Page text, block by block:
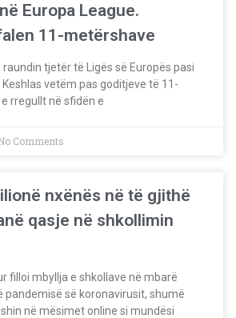
Europa League.
11-metërshave
raundin tjetër të Ligës së Europës pasi
vetëm pas goditjeve të 11-
rregullt në sfidën e
Comments
nxënës në të gjithë
qasje në shkollimin
filloi mbyllja e shkollave në mbarë
pandemisë së koronavirusit, shumë
në mësimet online si mundësi